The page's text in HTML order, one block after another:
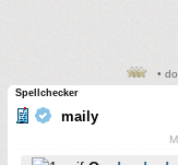
•
Spellchecker
maily